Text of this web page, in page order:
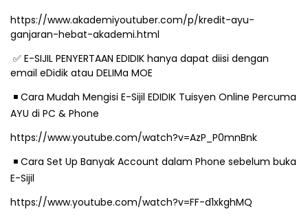
https://www.akademiyoutuber.com/p/kredit-ayu-
ganjaran-hebat-akademi.html
✅ E-SIJIL PENYERTAAN EDIDIK hanya dapat diisi dengan
email eDidik atau DELIMa MOE
◾ ️ Cara Mudah Mengisi E-Sijil EDIDIK Tuisyen Online Percuma
AYU di PC & Phone
https://www.youtube.com/watch?v=AzP_P0mnBnk
◾ ️ Cara Set Up Banyak Account dalam Phone sebelum buka
E-Sijil
https://www.youtube.com/watch?v=FF-d1xkghMQ